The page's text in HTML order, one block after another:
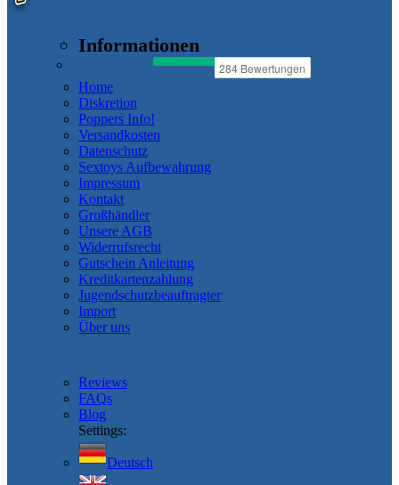
Informationen
Home
Diskretion
Poppers Info!
Versandkosten
Datenschutz
Sextoys Aufbewahrung
Impressum
Kontakt
Großhändler
Unsere AGB
Widerrufsrecht
Gutschein Anleitung
Kreditkartenzahlung
Jugendschutzbeauftragter
Import
Über uns
Reviews
FAQs
Blog
Settings:
Deutsch